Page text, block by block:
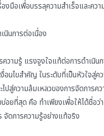
มือเพื่อบรรลุความสำเร็จและควา
นินการต่อเนื่อง
ความรู้ แรงจูงใจแท้ต่อการดำเนิ
อนไขสำคัญ ในระดับที่เป็นหัวใจสู่ค
ปสู่ความล้มเหลวของการจัดการ
ยที่สุด คือ ทำเพียงเพื่อให้ได้ชื่อ
จัดการความรู้อย่างแท้จริง